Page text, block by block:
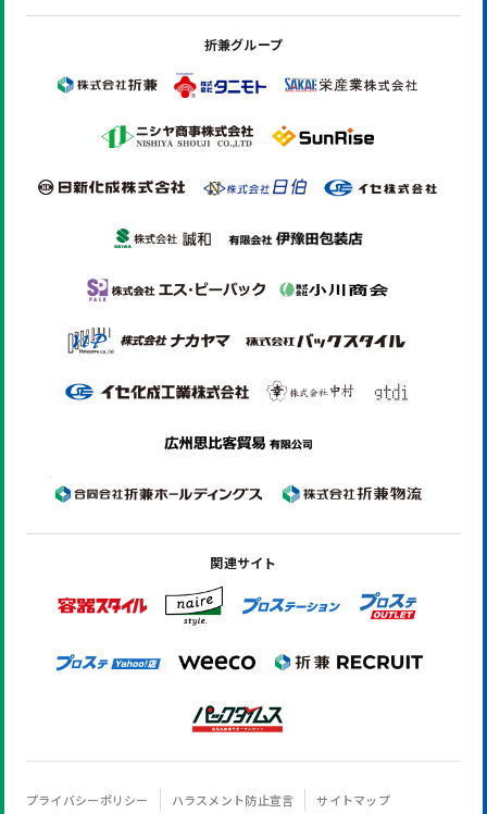
折兼グループ
関連サイト
プライバシーポリシー ハラスメント防止宣言 サイトマップ